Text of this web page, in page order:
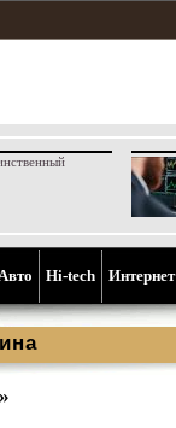
Hi-tech Интернет